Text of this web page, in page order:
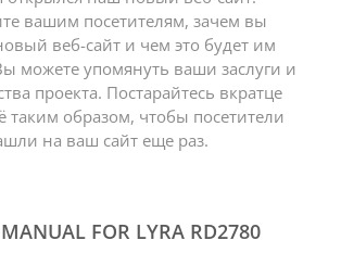
вашим посетителям, зачем вы
веб-сайт и чем это будет им
можете упомянуть ваши заслуги и
проекта. Постарайтесь вкратце
таким образом, чтобы посетители
на ваш сайт еще раз.
MANUAL FOR LYRA RD2780